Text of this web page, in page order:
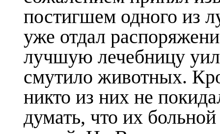
постигшем одного из
уже отдал
лучшую лечебницу
смутило животных.
никто из них не
думать, что их